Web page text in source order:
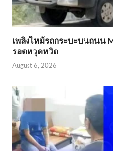
เพลิงไหม้รถกระบะบนถนน
รอดหวุดหวิด
August 6, 2026